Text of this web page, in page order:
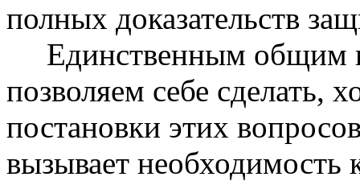
полных доказательств
Единственным общим
позволяем себе сделать,
постановки этих
вызывает необходимость